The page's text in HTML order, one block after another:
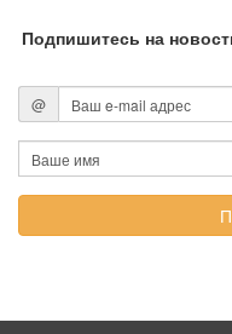
Подпишитесь на
@